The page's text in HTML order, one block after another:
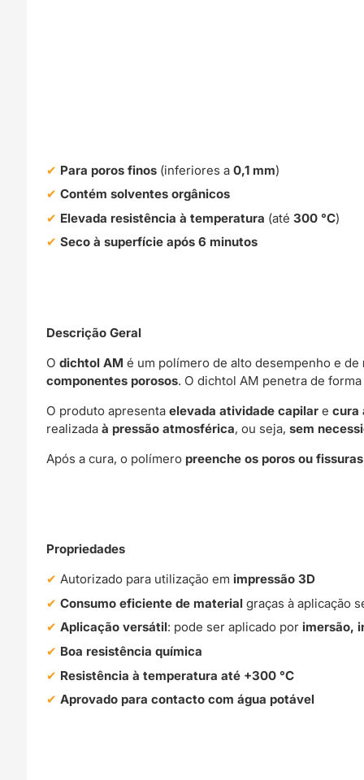
Para poros finos (inferiores a0,1 mm)
Contém solventes orgânicos
Elevada resistência à temperatura (até300 °C)
Seco à superfície após 6 minutos
Descrição Geral
Odichtol AM é um polímero de alto desempenho e de
componentes porosos. O dichtol AM penetra de
O produto apresentaelevada atividade capilar ecura
realizadaà pressão atmosférica, ou seja,sem
Após a cura, o polímero preenche os poros ou
Propriedades
Autorizado para utilização emimpressão 3D
Consumo eficiente de material graças à aplicação
Aplicação versátil: pode ser aplicado porimersão,
Boa resistência química
Resistência à temperatura até +300 °C
Aprovado para contacto com água potável